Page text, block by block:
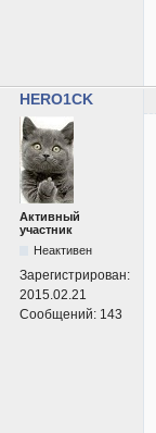
HERO1CK
Активный
участник
Неактивен
Зарегистрирован:
2015.02.21
Сообщений: 143